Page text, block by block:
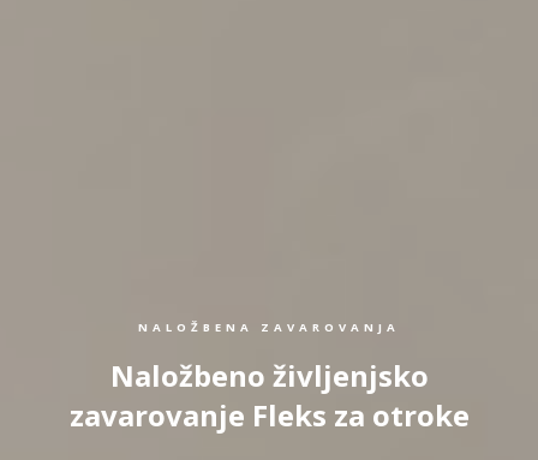
NALOŽBENA ZAVAROVANJA
Naložbeno življenjsko
zavarovanje Fleks za otroke